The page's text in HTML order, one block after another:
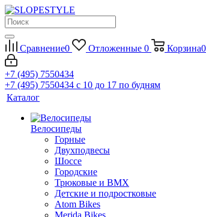
Сравнение0 Отложенные 0 Корзина0
+7 (495) 7550434
+7 (495) 7550434 с 10 до 17 по будням
Каталог
Велосипеды
Горные
Двухподвесы
Шоссе
Городские
Трюковые и BMX
Детские и подростковые
Atom Bikes
Merida Bikes